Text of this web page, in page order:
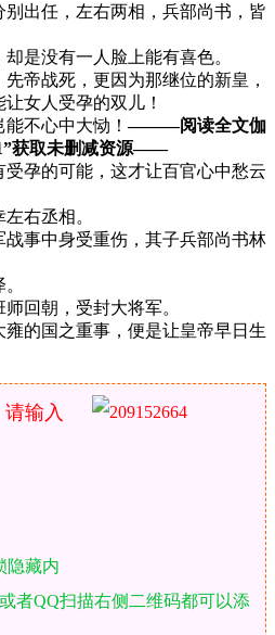
出任，左右两相，兵部尚书，皆
是没有一人脸上能有喜色。
帝战死，更因为那继位的新皇，
女人受孕的双儿！
能不心中大恸！———阅读全文伽
获取未删减资源—​​​​—
孕的可能，这才让百官心中愁云
右丞相。
事中身受重伤，其子兵部尚书林
回朝，受封大将军。
的国之重事，便是让皇帝早日生
输入
隐藏内
者QQ扫描右侧二维码都可以添